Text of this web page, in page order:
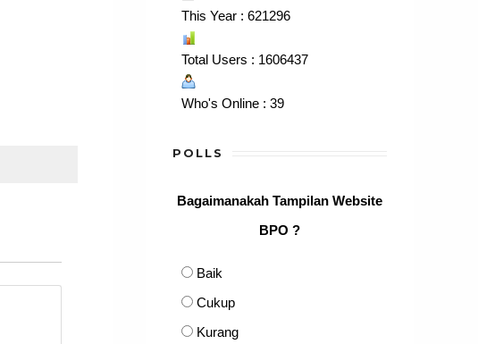
This Year : 621296
Total Users : 1606437
Who's Online : 39
POLLS
Bagaimanakah Tampilan Website
BPO ?
Baik
Cukup
Kurang